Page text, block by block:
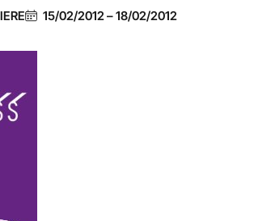
15/02/2012–18/02/2012